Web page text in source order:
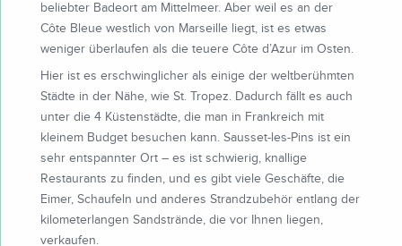
beliebter Badeort am Mittelmeer. Aber weil es an der
Côte Bleue westlich von Marseille liegt, ist es etwas
weniger überlaufen als die teuere Côte d’Azur im Osten.
Hier ist es erschwinglicher als einige der weltberühmten
Städte in der Nähe, wie St. Tropez. Dadurch fällt es auch
unter die 4 Küstenstädte, die man in Frankreich mit
kleinem Budget besuchen kann. Sausset-les-Pins ist ein
sehr entspannter Ort – es ist schwierig, knallige
Restaurants zu finden, und es gibt viele Geschäfte, die
Eimer, Schaufeln und anderes Strandzubehör entlang der
kilometerlangen Sandstrände, die vor Ihnen liegen,
verkaufen.